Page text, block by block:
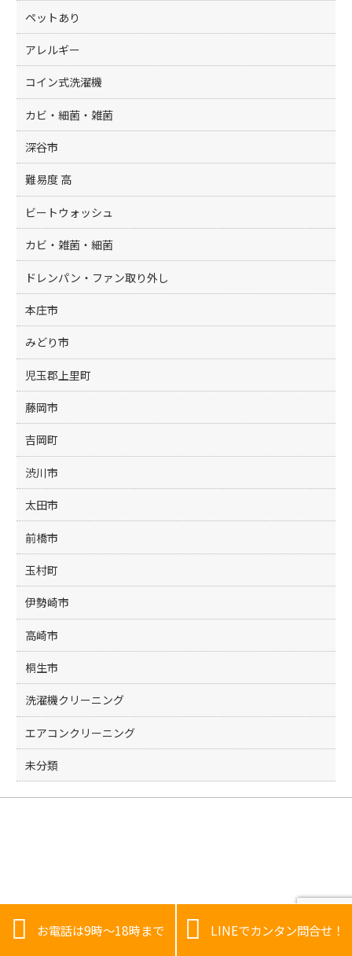
ペットあり
アレルギー
コイン式洗濯機
カビ・細菌・雑菌
深谷市
難易度 高
ビートウォッシュ
カビ・雑菌・細菌
ドレンパン・ファン取り外し
本庄市
みどり市
児玉郡上里町
藤岡市
吉岡町
渋川市
太田市
前橋市
玉村町
伊勢崎市
高崎市
桐生市
洗濯機クリーニング
エアコンクリーニング
未分類
 お電話は9時～18時まで  LINEでカンタン問合せ！